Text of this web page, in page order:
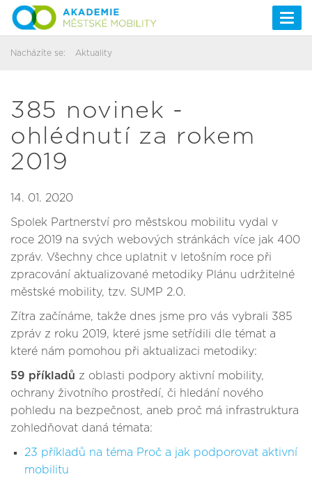
Nacházíte se: Aktuality
385 novinek -
ohlédnutí za rokem
2019
14. 01. 2020
Spolek Partnerství pro městskou mobilitu vydal v
roce 2019 na svých webových stránkách více jak 400
zpráv. Všechny chce uplatnit v letošním roce při
zpracování aktualizované metodiky Plánu udržitelné
městské mobility, tzv. SUMP 2.0.
Zítra začínáme, takže dnes jsme pro vás vybrali 385
zpráv z roku 2019, které jsme setřídili dle témat a
které nám pomohou při aktualizaci metodiky:
59 příkladů z oblasti podpory aktivní mobility,
ochrany životního prostředí, či hledání nového
pohledu na bezpečnost, aneb proč má infrastruktura
zohledňovat daná témata:
23 příkladů na téma Proč a jak podporovat aktivní
mobilitu